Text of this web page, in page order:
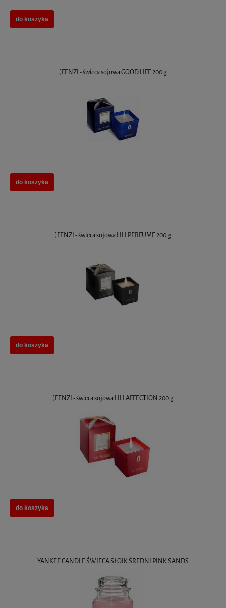
do koszyka
JFENZI - świeca sojowa GOOD LIFE 200 g
do koszyka
JFENZI - świeca sojowa LILI PERFUME 200 g
do koszyka
JFENZI - świeca sojowa LILI AFFECTION 200 g
do koszyka
YANKEE CANDLE ŚWIECA SŁOIK ŚREDNI PINK SANDS